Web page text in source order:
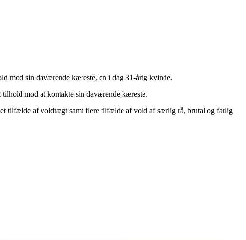
mod sin daværende kæreste, en i dag 31-årig kvinde.
mod at kontakte sin daværende kæreste.
tilfælde af voldtægt samt flere tilfælde af vold af særlig rå, brutal og farlig